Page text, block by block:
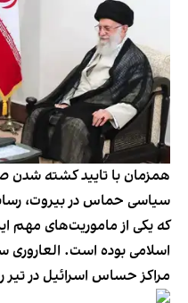
همزمان با تایید کشته شدن
سیاسی حماس در بیروت،
که یکی از ماموریت‌های مهم
مراکز حساس اسرائیل در